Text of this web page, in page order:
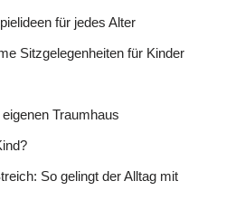
für jedes Alter
Sitzgelegenheiten für Kinder
Traumhaus
So gelingt der Alltag mit